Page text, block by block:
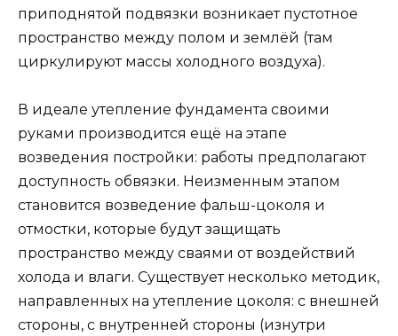
приподнятой подвязки возникает пустотное
пространство между полом и землёй (там
циркулируют массы холодного воздуха).
В идеале утепление фундамента своими
руками производится ещё на этапе
возведения постройки: работы предполагают
доступность обвязки. Неизменным этапом
становится возведение фальш-цоколя и
отмостки, которые будут защищать
пространство между сваями от воздействий
холода и влаги. Существует несколько методик,
направленных на утепление цоколя: с внешней
стороны, с внутренней стороны (изнутри